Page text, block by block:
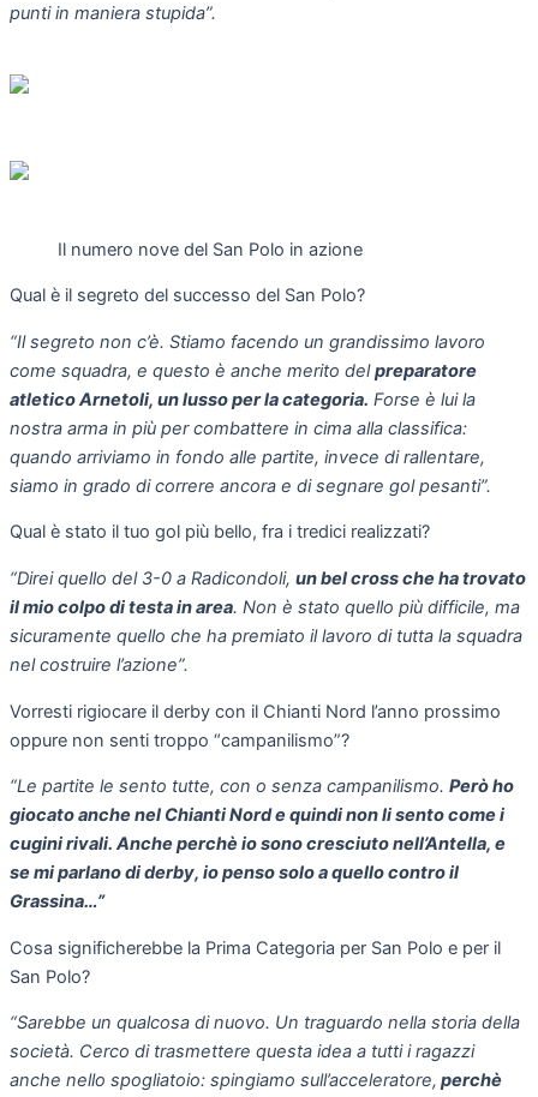
punti in maniera stupida”.
Il numero nove del San Polo in azione
Qual è il segreto del successo del San Polo?
“Il segreto non c’è. Stiamo facendo un grandissimo lavoro
come squadra, e questo è anche merito delpreparatore
atletico Arnetoli, un lusso per la categoria. Forse è lui la
nostra arma in più per combattere in cima alla classifica:
quando arriviamo in fondo alle partite, invece di rallentare,
siamo in grado di correre ancora e di segnare gol pesanti”.
Qual è stato il tuo gol più bello, fra i tredici realizzati?
“Direi quello del 3-0 a Radicondoli, un bel cross che ha trovato
il mio colpo di testa in area. Non è stato quello più difficile, ma
sicuramente quello che ha premiato il lavoro di tutta la squadra
nel costruire l’azione”.
Vorresti rigiocare il derby con il Chianti Nord l’anno prossimo
oppure non senti troppo “campanilismo”?
“Le partite le sento tutte, con o senza campanilismo. Però ho
giocato anche nel Chianti Nord e quindi non li sento come i
cugini rivali. Anche perchè io sono cresciuto nell’Antella, e
se mi parlano di derby, io penso solo a quello contro il
Grassina…”
Cosa significherebbe la Prima Categoria per San Polo e per il
San Polo?
“Sarebbe un qualcosa di nuovo. Un traguardo nella storia della
società. Cerco di trasmettere questa idea a tutti i ragazzi
anche nello spogliatoio: spingiamo sull’acceleratore, perchè